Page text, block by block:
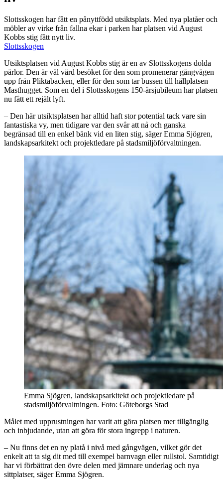
Slottsskogen har fått en pånyttfödd utsiktsplats. Med nya platåer och
möbler av virke från fallna ekar i parken har platsen vid August
Kobbs stig fått nytt liv.
Slottsskogen
Utsiktsplatsen vid August Kobbs stig är en av Slottsskogens dolda
pärlor. Den är väl värd besöket för den som promenerar gångvägen
upp från Pliktabacken, eller för den som tar bussen till hållplatsen
Masthugget. Som en del i Slottsskogens 150-årsjubileum har platsen
nu fått ett rejält lyft.
– Den här utsiktsplatsen har alltid haft stor potential tack vare sin
fantastiska vy, men tidigare var den svår att nå och ganska
begränsad till en enkel bänk vid en liten stig, säger Emma Sjögren,
landskapsarkitekt och projektledare på stadsmiljöförvaltningen.
Emma Sjögren, landskapsarkitekt och projektledare på
stadsmiljöförvaltningen. Foto: Göteborgs Stad
Målet med upprustningen har varit att göra platsen mer tillgänglig
och inbjudande, utan att göra för stora ingrepp i naturen.
– Nu finns det en ny platå i nivå med gångvägen, vilket gör det
enkelt att ta sig dit med till exempel barnvagn eller rullstol. Samtidigt
har vi förbättrat den övre delen med jämnare underlag och nya
sittplatser, säger Emma Sjögren.